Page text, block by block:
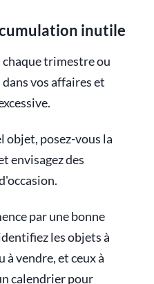
inutile
trimestre ou
vos affaires et
objet, posez-vous la
envisagez des
par une bonne
les objets à
à vendre, et ceux à
calendrier pour